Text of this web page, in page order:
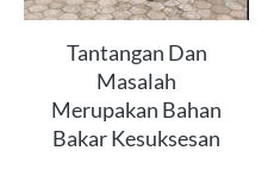
Tantangan Dan
Masalah
Merupakan Bahan
Bakar Kesuksesan